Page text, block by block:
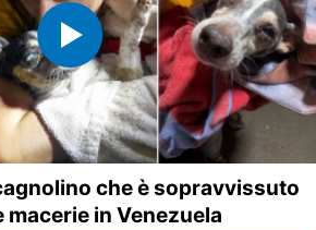
che è sopravvissuto
macerie in Venezuela